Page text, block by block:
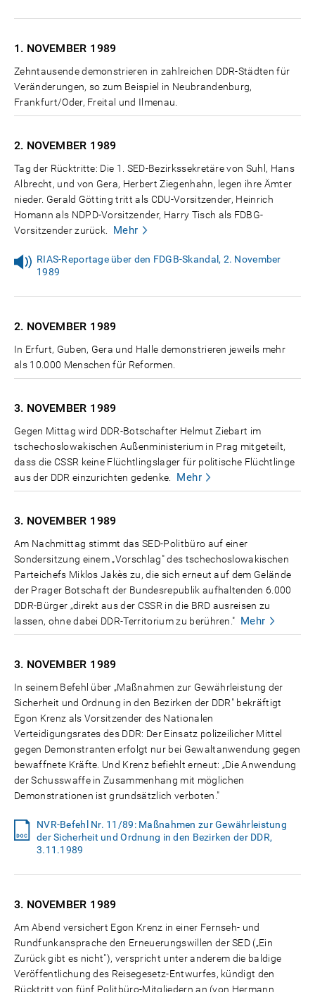
1. NOVEMBER 1989
Zehntausende demonstrieren in zahlreichen DDR-Städten für
Veränderungen, so zum Beispiel in Neubrandenburg,
Frankfurt/Oder, Freital und Ilmenau.
2. NOVEMBER 1989
Tag der Rücktritte: Die 1. SED-Bezirkssekretäre von Suhl, Hans
Albrecht, und von Gera, Herbert Ziegenhahn, legen ihre Ämter
nieder. Gerald Götting tritt als CDU-Vorsitzender, Heinrich
Homann als NDPD-Vorsitzender, Harry Tisch als FDBG-
Vorsitzender zurück.
Mehr
RIAS-Reportage über den FDGB-Skandal, 2. November
1989
2. NOVEMBER 1989
In Erfurt, Guben, Gera und Halle demonstrieren jeweils mehr
als 10.000 Menschen für Reformen.
3. NOVEMBER 1989
Gegen Mittag wird DDR-Botschafter Helmut Ziebart im
tschechoslowakischen Außenministerium in Prag mitgeteilt,
dass die CSSR keine Flüchtlingslager für politische Flüchtlinge
aus der DDR einzurichten gedenke.
Mehr
3. NOVEMBER 1989
Am Nachmittag stimmt das SED-Politbüro auf einer
Sondersitzung einem „Vorschlag" des tschechoslowakischen
Parteichefs Miklos Jakès zu, die sich erneut auf dem Gelände
der Prager Botschaft der Bundesrepublik aufhaltenden 6.000
DDR-Bürger „direkt aus der CSSR in die BRD ausreisen zu
lassen, ohne dabei DDR-Territorium zu berühren." Mehr
3. NOVEMBER 1989
In seinem Befehl über „Maßnahmen zur Gewährleistung der
Sicherheit und Ordnung in den Bezirken der DDR" bekräftigt
Egon Krenz als Vorsitzender des Nationalen
Verteidigungsrates des DDR: Der Einsatz polizeilicher Mittel
gegen Demonstranten erfolgt nur bei Gewaltanwendung gegen
bewaffnete Kräfte. Und Krenz befiehlt erneut: „Die Anwendung
der Schusswaffe in Zusammenhang mit möglichen
Demonstrationen ist grundsätzlich verboten."
NVR-Befehl Nr. 11/89: Maßnahmen zur Gewährleistung
der Sicherheit und Ordnung in den Bezirken der DDR,
3.11.1989
3. NOVEMBER 1989
Am Abend versichert Egon Krenz in einer Fernseh- und
Rundfunkansprache den Erneuerungswillen der SED („Ein
Zurück gibt es nicht"), verspricht unter anderem die baldige
Veröffentlichung des Reisegesetz-Entwurfes, kündigt den
Rücktritt von fünf Politbüro-Mitgliedern an (von Hermann